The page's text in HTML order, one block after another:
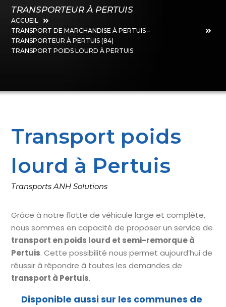
TRANSPORTEUR À PERTUIS
ACCUEIL
TRANSPORT DE MARCHANDISE À PERTUIS –
TRANSPORTEUR À PERTUIS (84)
TRANSPORT POIDS LOURD À PERTUIS
Transport poids
lourd à Pertuis
Transports ANH Solutions
Grâce à notre flotte de véhicule large et complète,
nous sommes en capacité de proposer un service de
transport en poids lourd et semi-remorque à
Pertuis. Cette possibilité nous permet aujourd’hui de
réussir à répondre à toutes les demandes de
transport à Pertuis.